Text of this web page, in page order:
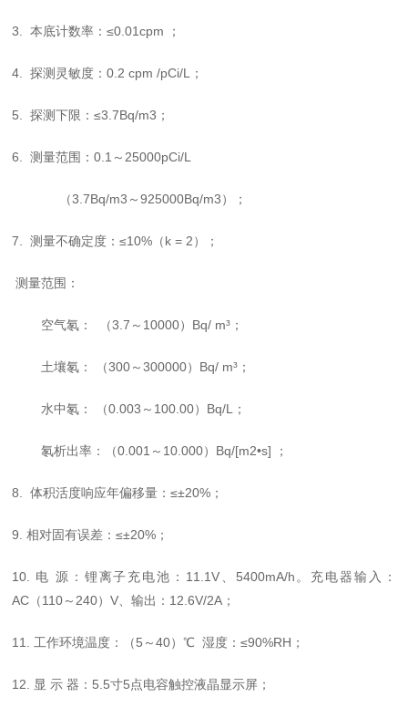
3. 本底计数率：≤0.01cpm ；
4. 探测灵敏度：0.2 cpm /pCi/L；
5. 探测下限：≤3.7Bq/m3；
6. 测量范围：0.1～25000pCi/L
（3.7Bq/m3～925000Bq/m3）；
7. 测量不确定度：≤10%（k = 2）；
测量范围：
空气氡： （3.7～10000）Bq/ m³；
土壤氡： （300～300000）Bq/ m³；
水中氡： （0.003～100.00）Bq/L；
氡析出率：（0.001～10.000）Bq/[m2•s] ；
8. 体积活度响应年偏移量：≤±20%；
9. 相对固有误差：≤±20%；
10. 电 源：锂离子充电池：11.1V、5400mA/h。充电器输入：
AC（110～240）V、输出：12.6V/2A；
11. 工作环境温度：（5～40）℃ 湿度：≤90%RH；
12. 显 示 器：5.5寸5点电容触控液晶显示屏；